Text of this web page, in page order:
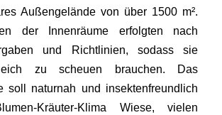
Außengelände von über 1500 m².
der Innenräume erfolgten nach
und Richtlinien, sodass sie
zu scheuen brauchen. Das
soll naturnah und insektenfreundlich
Kräuter-Klima Wiese, vielen